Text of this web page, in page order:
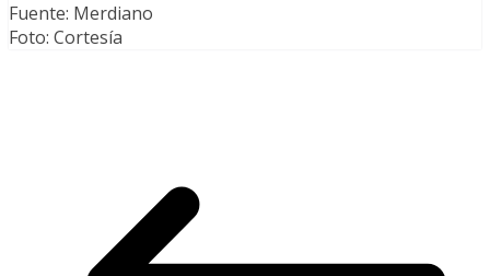
Fuente: Merdiano
Foto: Cortesía